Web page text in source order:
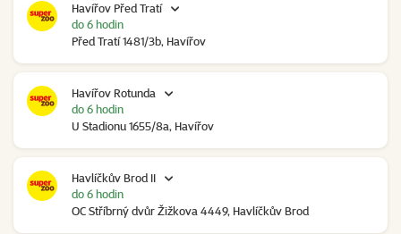
Havířov Před Tratí
Před Tratí 1481/3b, Havířov
do 6 hodin
Havířov Rotunda
U Stadionu 1655/8a, Havířov
do 6 hodin
Havlíčkův Brod II
OC Stříbrný dvůr Žižkova 4449, Havlíčkův Brod
do 6 hodin